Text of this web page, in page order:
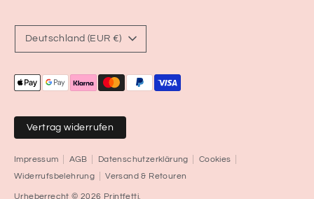
Vertrag widerrufen
Impressum AGB Datenschutzerklärung
Cookies
Widerrufsbelehrung
Versand & Retouren
Urheberrecht © 2026 Printfetti
Währung
Deutschland (EUR €)
Akzeptierte